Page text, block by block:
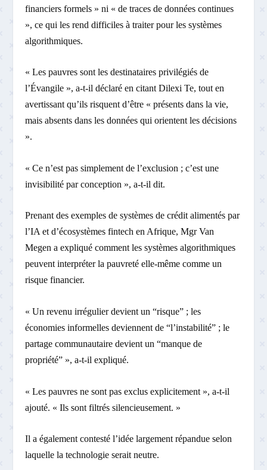
financiers formels » ni « de traces de données continues
», ce qui les rend difficiles à traiter pour les systèmes
algorithmiques.
« Les pauvres sont les destinataires privilégiés de
l’Évangile », a-t-il déclaré en citant Dilexi Te, tout en
avertissant qu’ils risquent d’être « présents dans la vie,
mais absents dans les données qui orientent les décisions
».
« Ce n’est pas simplement de l’exclusion ; c’est une
invisibilité par conception », a-t-il dit.
Prenant des exemples de systèmes de crédit alimentés par
l’IA et d’écosystèmes fintech en Afrique, Mgr Van
Megen a expliqué comment les systèmes algorithmiques
peuvent interpréter la pauvreté elle-même comme un
risque financier.
« Un revenu irrégulier devient un “risque” ; les
économies informelles deviennent de “l’instabilité” ; le
partage communautaire devient un “manque de
propriété” », a-t-il expliqué.
« Les pauvres ne sont pas exclus explicitement », a-t-il
ajouté. « Ils sont filtrés silencieusement. »
Il a également contesté l’idée largement répandue selon
laquelle la technologie serait neutre.